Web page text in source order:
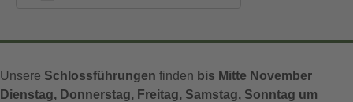
Unsere Schlossführungen finden bis Mitte November
Dienstag, Donnerstag, Freitag, Samstag, Sonntag um